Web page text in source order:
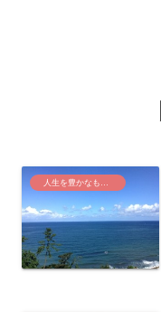
人生を豊かなものに